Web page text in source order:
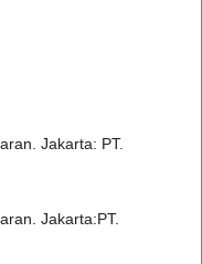
Jakarta: PT.
Jakarta:PT.